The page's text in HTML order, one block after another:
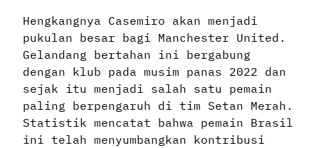
Hengkangnya Casemiro akan menjadi
pukulan besar bagi Manchester United.
Gelandang bertahan ini bergabung
dengan klub pada musim panas 2022 dan
sejak itu menjadi salah satu pemain
paling berpengaruh di tim Setan Merah.
Statistik mencatat bahwa pemain Brasil
ini telah menyumbangkan kontribusi